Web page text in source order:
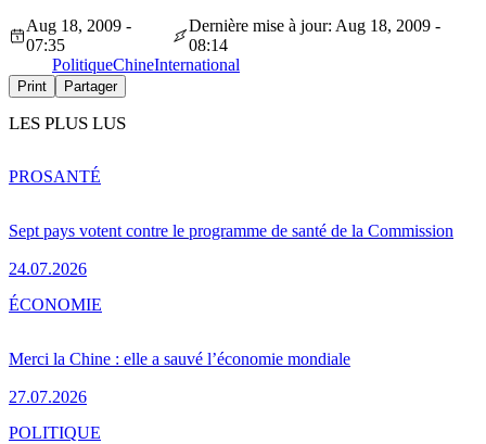
Aug 18, 2009 -
07:35
Dernière mise à jour: Aug 18, 2009 -
08:14
PolitiqueChineInternational
Print Partager
LES PLUS LUS
Sept pays votent contre le programme de santé de la Commission
24.07.2026
PROSANTÉ
Merci la Chine : elle a sauvé l’économie mondiale
27.07.2026
ÉCONOMIE
POLITIQUE